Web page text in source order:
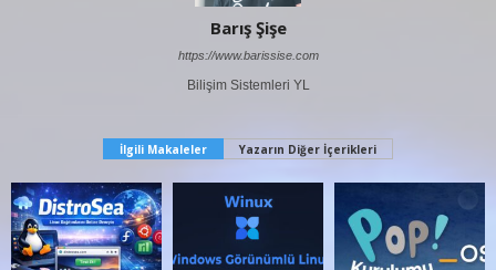
Barış Şişe
https://www.barissise.com
Bilişim Sistemleri YL
İlgili Makaleler Yazarın Diğer İçerikleri